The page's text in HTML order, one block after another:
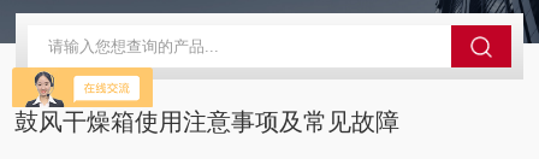
鼓风干燥箱使用注意事项及常见故障